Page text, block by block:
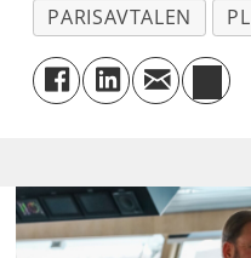
Scandic
scope 3-utslipp
klimagasser
som basisår.
PARISAVTALEN